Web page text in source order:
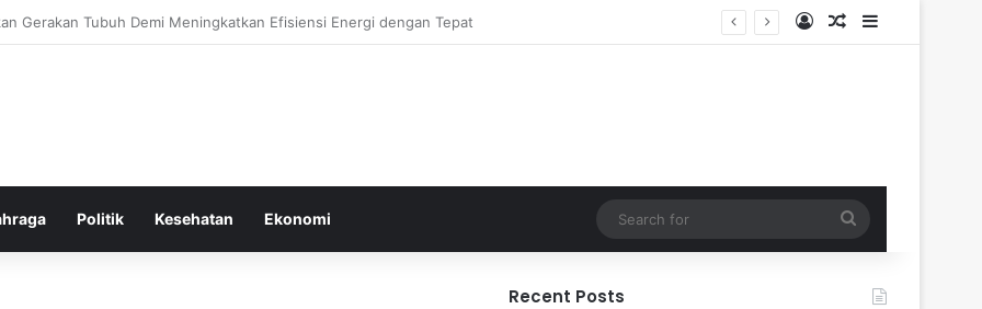
Ringan yang Efektif Membakar Lemak dan Menyegarkan Tubuh Anda Log InRandom Article
Sidebar
Politik Kesehatan Ekonomi
for
Recent Posts